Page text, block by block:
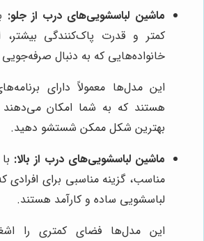
ماشین لباسشویی‌های درب از جلو:
کمتر و قدرت پاک‌کنندگی بیشتر،
خانواده‌هایی که به دنبال
این مدل‌ها معمولاً دارای
هستند که به شما امکان
بهترین شکل ممکن شستشو دهید.
ماشین لباسشویی‌های درب از بالا:
مناسب، گزینه مناسبی برای
لباسشویی ساده و کارآمد هستند.
این مدل‌ها فضای کمتری را